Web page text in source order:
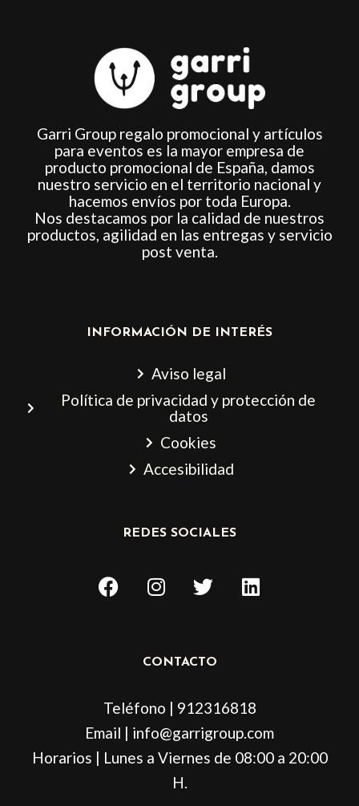
Garri Group regalo promocional y artículos
para eventos es la mayor empresa de
producto promocional de España, damos
nuestro servicio en el territorio nacional y
hacemos envíos por toda Europa.
Nos destacamos por la calidad de nuestros
productos, agilidad en las entregas y servicio
post venta.
INFORMACIÓN DE INTERÉS
Aviso legal
Política de privacidad y protección de
datos
Cookies
Accesibilidad
REDES SOCIALES
F
a
k
I
n
a
a
m
T
w
t
L
i
n
CONTACTO
Teléfono | 912316818
Email | info@garrigroup.com
Horarios | Lunes a Viernes de 08:00 a 20:00
H.